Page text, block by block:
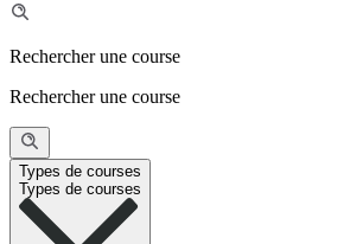
Rechercher une course
Rechercher une course
Types de courses
Types de courses